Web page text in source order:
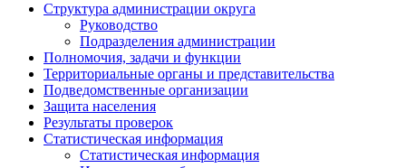
Структура администрации округа
Руководство
Подразделения администрации
Полномочия, задачи и функции
Территориальные органы и представительства
Подведомственные организации
Защита населения
Результаты проверок
Статистическая информация
Статистическая информация